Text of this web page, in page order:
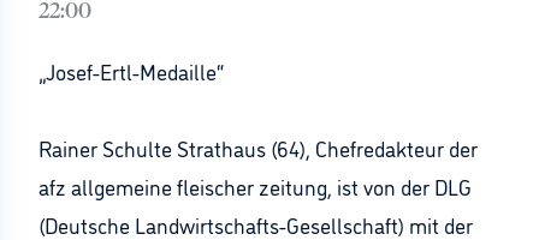
22:00
„Josef-Ertl-Medaille“
Rainer Schulte Strathaus (64), Chefredakteur der
afz allgemeine fleischer zeitung, ist von der DLG
(Deutsche Landwirtschafts-Gesellschaft) mit der